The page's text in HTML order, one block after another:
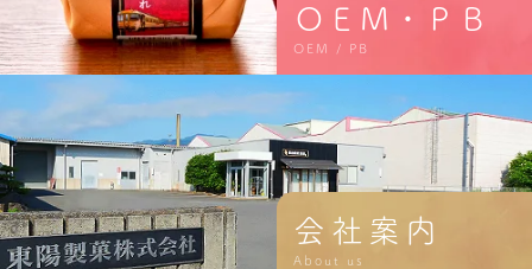
ＯＥＭ・ＰＢ
OEM / PB
会社案内
About us